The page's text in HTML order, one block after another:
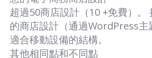
超過50商店設計（10 +免費）。
的商店設計（通過WordPress主
適合移動設備的結構。
其他相同點和不同點